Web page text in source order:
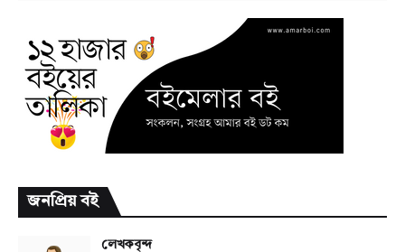
জনপ্রিয় বই
লেখকবৃন্দ